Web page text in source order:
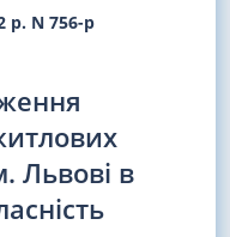
р. N 756-р
Львові в